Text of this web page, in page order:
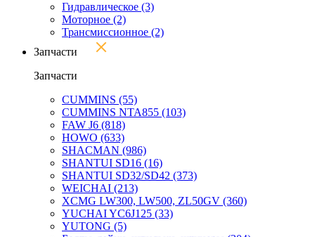
Гидравлическое (3)
Моторное (2)
Трансмиссионное (2)
Запчасти
Запчасти
CUMMINS (55)
CUMMINS NTA855 (103)
FAW J6 (818)
HOWO (633)
SHACMAN (986)
SHANTUI SD16 (16)
SHANTUI SD32/SD42 (373)
WEICHAI (213)
XCMG LW300, LW500, ZL50GV (360)
YUCHAI YC6J125 (33)
YUTONG (5)